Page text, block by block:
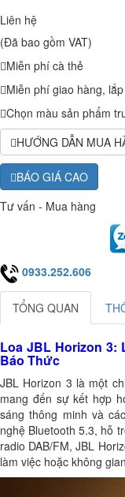
Liên hệ
(Đã bao gồm VAT)
Miễn phí cà thẻ
Miễn phí giao hàng,
Chọn màu sản phẩm
HƯỚNG DẪN MUA
BÁO GIÁ CAO
Tư vấn - Mua hàng
0933.252.606
TỔNG QUAN
Loa JBL Horizon 3:
Báo Thức
JBL Horizon 3 là một
mang đến sự kết hợp
sáng thông minh và
nghệ Bluetooth 5.3, hỗ
radio DAB/FM, JBL
làm việc hoặc không